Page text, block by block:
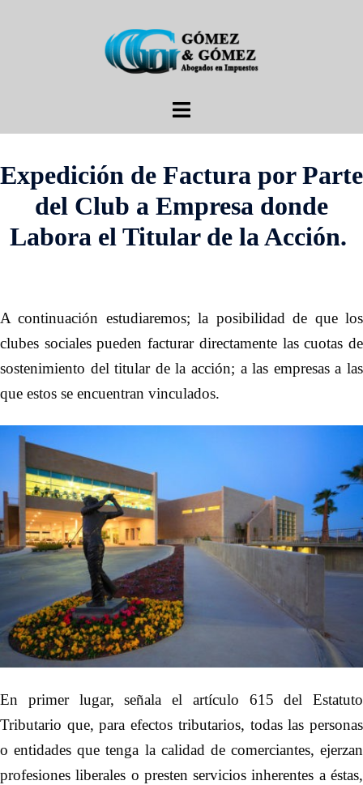
Alternar
Expedición de Factura por Parte
del Club a Empresa donde
Labora el Titular de la Acción.
A continuación estudiaremos; la posibilidad de que los
clubes sociales pueden facturar directamente las cuotas de
sostenimiento del titular de la acción; a las empresas a las
que estos se encuentran vinculados.
En primer lugar, señala el artículo 615 del Estatuto
Tributario que, para efectos tributarios, todas las personas
o entidades que tenga la calidad de comerciantes, ejerzan
profesiones liberales o presten servicios inherentes a éstas,